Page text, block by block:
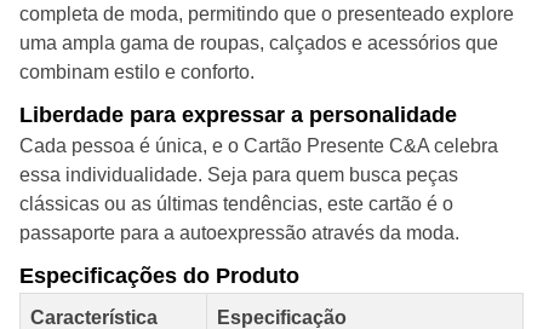
completa de moda, permitindo que o presenteado explore
uma ampla gama de roupas, calçados e acessórios que
combinam estilo e conforto.
Liberdade para expressar a personalidade
Cada pessoa é única, e o Cartão Presente C&A celebra
essa individualidade. Seja para quem busca peças
clássicas ou as últimas tendências, este cartão é o
passaporte para a autoexpressão através da moda.
Especificações do Produto
Característica Especificação